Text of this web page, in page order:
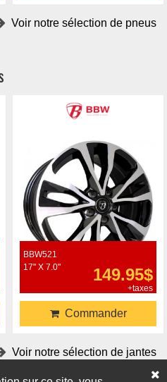
Voir notre sélection de pneus
BBW521
17" X 7.0"
149.95$
+taxes
Commander
Voir notre sélection de jantes